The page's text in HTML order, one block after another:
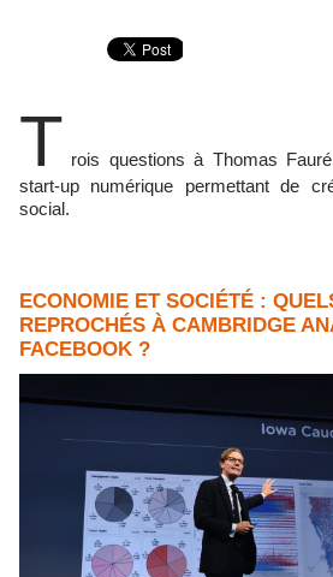
T rois questions à Thomas
start-up numérique permettant de
social.
ECONOMIE ET SOCIÉTÉ :
REPROCHÉS À CAMBRIDGE
FACEBOOK ?